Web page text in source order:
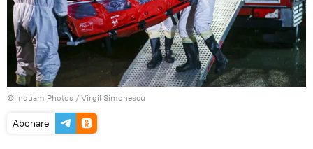
© Inquam Photos / Virgil Simonescu
Abonare